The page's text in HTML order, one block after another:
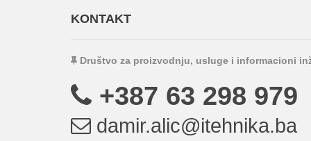
KONTAKT
Društvo za proizvodnju, usluge i informacioni
+387 63 298 979
damir.alic@itehnika.ba